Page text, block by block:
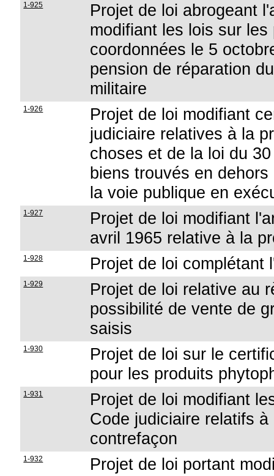
1-925
Projet de loi abrogeant
modifiant les lois sur
coordonnées le 5
pension de réparation
militaire
1-926
Projet de loi modifiant
judiciaire relatives à la
choses et de la loi du
biens trouvés en
la voie publique en
1-927
Projet de loi modifiant
avril 1965 relative à la
1-928 Projet de loi complétant
1-929
Projet de loi relative au
possibilité de vente de
saisis
1-930
Projet de loi sur le
pour les produits
1-931
Projet de loi modifiant
Code judiciaire relatifs
contrefaçon
1-932
Projet de loi portant